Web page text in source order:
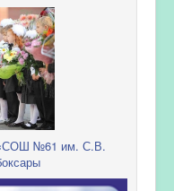
№61 им. С.В.